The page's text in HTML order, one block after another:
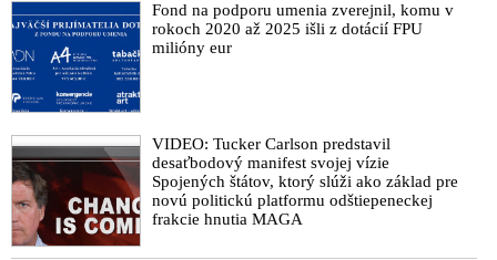
Fond na podporu umenia zverejnil, komu v
rokoch 2020 až 2025 išli z dotácií FPU
milióny eur
VIDEO: Tucker Carlson predstavil
desaťbodový manifest svojej vízie
Spojených štátov, ktorý slúži ako základ pre
novú politickú platformu odštiepeneckej
frakcie hnutia MAGA